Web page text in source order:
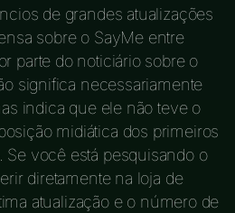
de grandes atualizações
sobre o SayMe entre
parte do noticiário sobre o
significa necessariamente
indica que ele não teve o
midiática dos primeiros
você está pesquisando o
diretamente na loja de
atualização e o número de